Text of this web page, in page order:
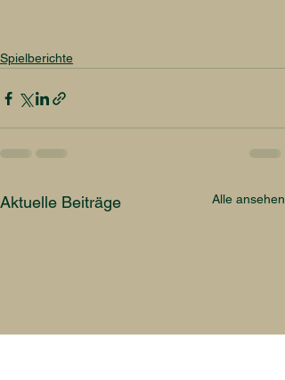
Spielberichte
Aktuelle Beiträge Alle ansehen